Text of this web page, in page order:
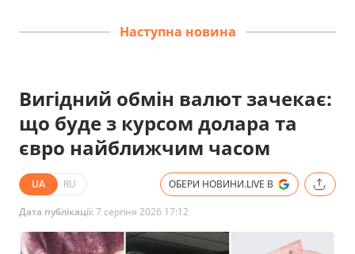
Наступна новина
Вигідний обмін валют зачекає:
що буде з курсом долара та
євро найближчим часом
UA RU ОБЕРИ НОВИНИ.LIVE В
Дата публікації:7 серпня 2026 17:12